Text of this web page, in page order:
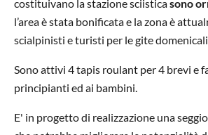
costituivano la stazione sciisticasono
l’area è stata bonificata e la zona è
scialpinisti e turisti per le gite
Sono attivi 4 tapis roulant per 4 brevi e
principianti ed ai bambini.
E' in progetto di realizzazione una